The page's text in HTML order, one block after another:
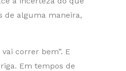
de alguma maneira,
correr bem”. E
Em tempos de